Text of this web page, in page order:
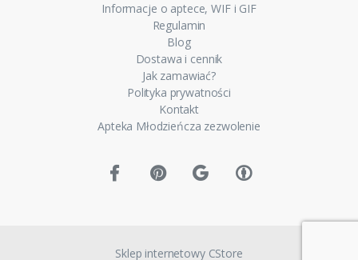
Informacje o aptece, WIF i GIF
Regulamin
Blog
Dostawa i cennik
Jak zamawiać?
Polityka prywatności
Kontakt
Apteka Młodzieńcza zezwolenie
Sklep internetowy CStore